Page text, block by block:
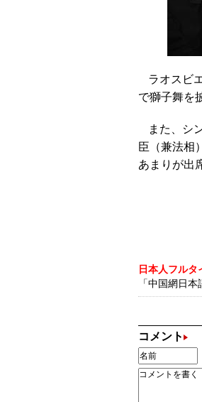
ラオスビ
で獅子舞を
また、シ
臣（兼法相
あまりが出
日本人フルタ
「中国網日
コメント